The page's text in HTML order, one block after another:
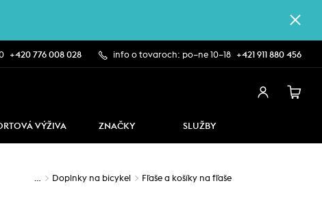
+420 776 008 028 info o tovaroch: po–ne 10–18 +421 911 880 456
VÝŽIVA ZNAČKY SLUŽBY
… Doplnky na bicykel Fľaše a košíky na fľaše